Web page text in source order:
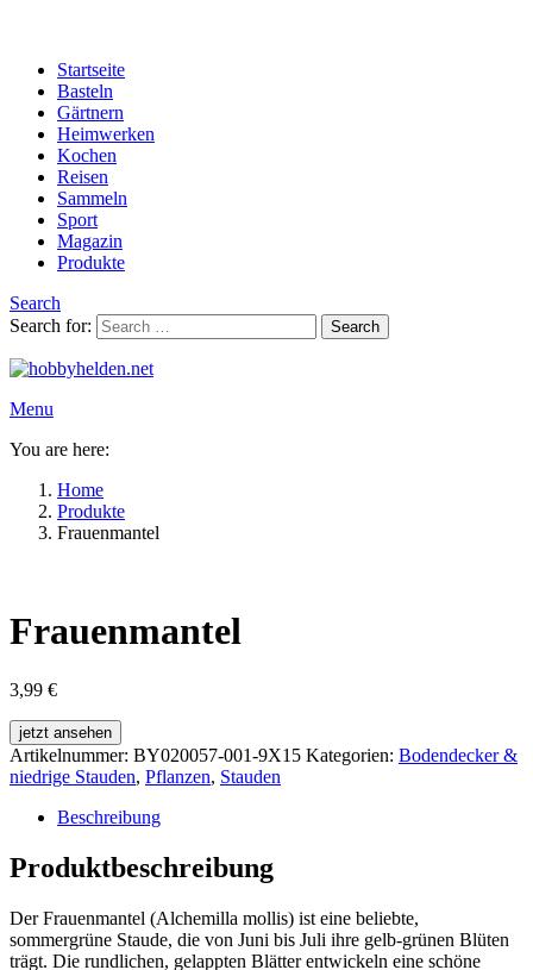
Startseite
Basteln
Gärtnern
Heimwerken
Kochen
Reisen
Sammeln
Sport
Magazin
Produkte
Search
Search for:
Search
Menu
You are here:
Home
Produkte
Frauenmantel
Frauenmantel
3,99 €
jetzt ansehen
Artikelnummer: BY020057-001-9X15 Kategorien: Bodendecker &
niedrige Stauden, Pflanzen, Stauden
Beschreibung
Produktbeschreibung
Der Frauenmantel (Alchemilla mollis) ist eine beliebte,
sommergrüne Staude, die von Juni bis Juli ihre gelb-grünen Blüten
trägt. Die rundlichen, gelappten Blätter entwickeln eine schöne